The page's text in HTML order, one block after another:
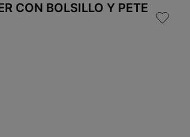
CON BOLSILLO Y PETE